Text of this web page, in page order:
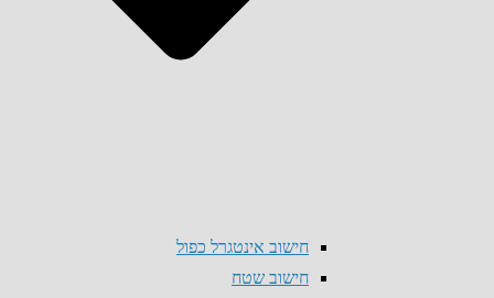
חישוב אינטגרל כפול
חישוב שטח